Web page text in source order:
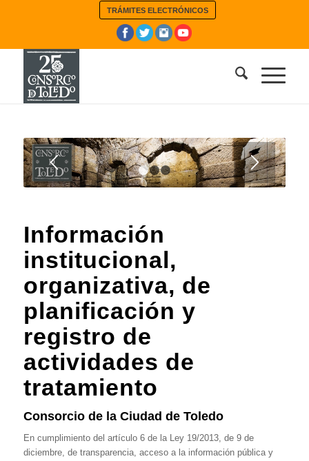
TRÁMITES ELECTRÓNICOS
1 2 3
Información
institucional,
organizativa, de
planificación y
registro de
actividades de
tratamiento
Consorcio de la Ciudad de Toledo
En cumplimiento del artículo 6 de la Ley 19/2013, de 9 de
diciembre, de transparencia, acceso a la información pública y